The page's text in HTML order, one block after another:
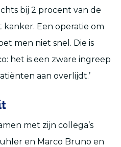
bij 2 procent van de
Een operatie om
men niet snel. Die is
het is een zware ingreep
aan overlijdt.’
met zijn collega’s
en Marco Bruno en